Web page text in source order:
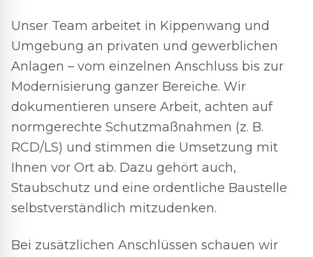
Unser Team arbeitet in Kippenwang und
Umgebung an privaten und gewerblichen
Anlagen – vom einzelnen Anschluss bis zur
Modernisierung ganzer Bereiche. Wir
dokumentieren unsere Arbeit, achten auf
normgerechte Schutzmaßnahmen (z. B.
RCD/LS) und stimmen die Umsetzung mit
Ihnen vor Ort ab. Dazu gehört auch,
Staubschutz und eine ordentliche Baustelle
selbstverständlich mitzudenken.
Bei zusätzlichen Anschlüssen schauen wir